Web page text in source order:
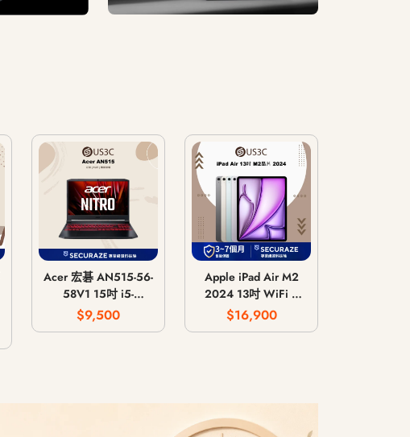
Acer 宏碁 AN515-56-
58V1 15吋 i5-
11300H 8G 512G
GTX 1650 4G
$9,500
Apple iPad Air M2
2024 13吋 WiFi /
LTE 行動網路 / 128G
256G 512G 1T
$16,900